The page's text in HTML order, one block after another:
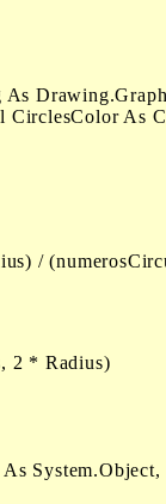
As
CirclesColor As
/
2 * Radius)
As